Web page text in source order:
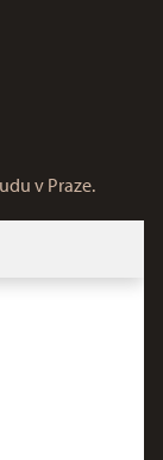
v Praze.